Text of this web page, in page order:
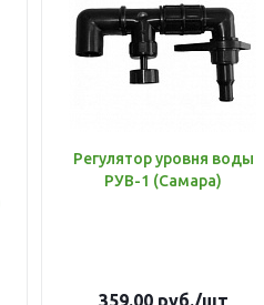
Регулятор уровня воды
РУВ-1 (Самара)
359.00руб./шт